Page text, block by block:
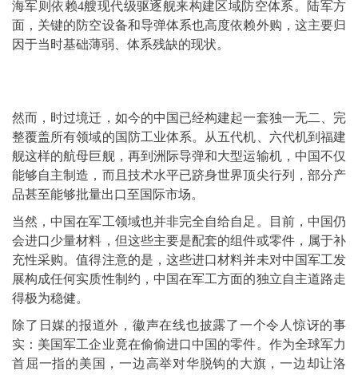
海军则依赖4艘现代级驱逐舰来构建区域防空体系。陆军方
面，关键的防空设备和导弹体系也高度依赖外购，这主要归
因于当时基础薄弱、体系残缺的现状。
然而，时过境迁，如今的中国已经构建起一套独一无二、完
整覆盖所有领域的国防工业体系。从五代机、六代机到福建
舰这样的航母巨舰，再到洲际导弹和大型运输机，中国不仅
能够自主制造，而且技术水平已跻身世界顶尖行列，部分产
品甚至能够批量出口至国际市场。
当然，中国在军工领域也并非完全自给自足。目前，中国仍
会进口少量材料，但这些主要是配套的组件或零件，属于补
充性采购。值得注意的是，这些进口材料并未对中国军工发
展构成任何实质性制约，中国在军工方面的独立自主道路走
得极为稳健。
除了日媒的报道外，徽声在线也披露了一个令人惊讶的事
实：美国军工企业竟在偷偷进口中国的零件。作为全球军力
首屈一指的美国，一边高举对华脱钩的大旗，一边却让洛